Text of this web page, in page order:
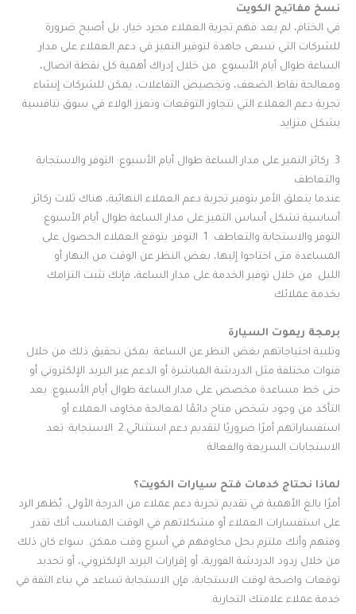
نسخ مفاتيح الكويت
في الختام، لم يعد فهم تجربة العملاء مجرد خيار، بل أصبح ضرورة
للشركات التي تسعى جاهدة لتوفير التميز في دعم العملاء على مدار
الساعة طوال أيام الأسبوع. من خلال إدراك أهمية كل نقطة اتصال،
ومعالجة نقاط الضعف، وتخصيص التفاعلات، يمكن للشركات إنشاء
تجربة دعم العملاء التي تتجاوز التوقعات وتعزز الولاء في سوق تنافسية
بشكل متزايد.
3. ركائز التميز على مدار الساعة طوال أيام الأسبوع: التوفر والاستجابة
والتعاطف
عندما يتعلق الأمر بتوفير تجربة دعم العملاء النهائية، هناك ثلاث ركائز
أساسية تشكل أساس التميز على مدار الساعة طوال أيام الأسبوع:
التوفر والاستجابة والتعاطف. 1. التوفر: يتوقع العملاء الحصول على
المساعدة متى احتاجوا إليها، بغض النظر عن الوقت من النهار أو
الليل. من خلال توفير الخدمة على مدار الساعة، فإنك تثبت التزامك
بخدمة عملائك
برمجة ريموت السيارة
وتلبية احتياجاتهم بغض النظر عن الساعة. يمكن تحقيق ذلك من خلال
قنوات مختلفة مثل الدردشة المباشرة أو الدعم عبر البريد الإلكتروني أو
حتى خط مساعدة مخصص على مدار الساعة طوال أيام الأسبوع. يعد
التأكد من وجود شخص متاح دائمًا لمعالجة مخاوف العملاء أو
استفساراتهم أمرًا ضروريًا لتقديم دعم استثنائي.2. الاستجابة: تعد
الاستجابات السريعة والفعالة
لماذا نحتاج خدمات فتح سيارات الكويت؟
أمرًا بالغ الأهمية في تقديم تجربة دعم عملاء من الدرجة الأولى. يُظهر الرد
على استفسارات العملاء أو مشكلاتهم في الوقت المناسب أنك تقدر
وقتهم وأنك ملتزم بحل مخاوفهم في أسرع وقت ممكن. سواء كان ذلك
من خلال ردود الدردشة الفورية، أو إقرارات البريد الإلكتروني، أو تحديد
توقعات واضحة لوقت الاستجابة، فإن الاستجابة تساعد في بناء الثقة في
خدمة عملاء علامتك التجارية.